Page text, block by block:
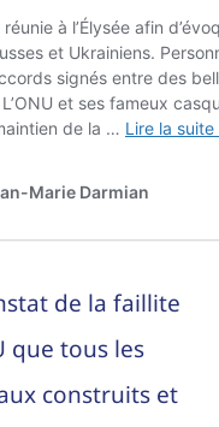
de la faillite
que tous les
construits et